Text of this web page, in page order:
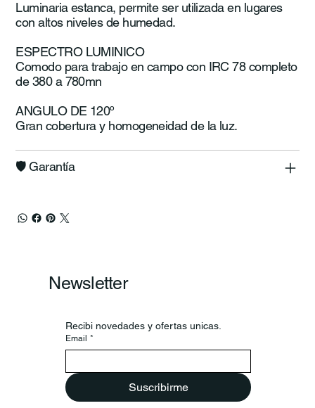
Luminaria estanca, permite ser utilizada en lugares
con altos niveles de humedad.
ESPECTRO LUMINICO
Comodo para trabajo en campo con IRC 78 completo
de 380 a 780mn
ANGULO DE 120º
Gran cobertura y homogeneidad de la luz.
🛡️​ Garantía
Newsletter
Recibi novedades y ofertas unicas.
Email *
Suscribirme